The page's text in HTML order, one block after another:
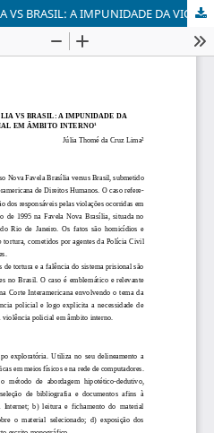
CASO FAVELA NOVA BRASÍLIA VS BRASIL: A IMPUNIDADE DA VIOLÊNCIA POLICIAL EM ÂMBITO INTERNO